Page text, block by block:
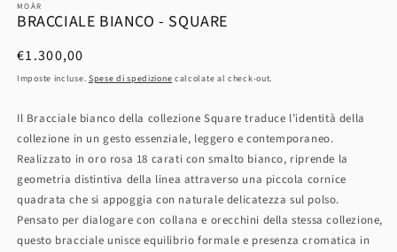
MOÀR
BRACCIALE BIANCO - SQUARE
Prezzo
di
€1.300,00
Imposte incluse. Spese di spedizione calcolate al check-out.
Il Bracciale bianco della collezione Square traduce l’identità della
collezione in un gesto essenziale, leggero e contemporaneo.
Realizzato in oro rosa 18 carati con smalto bianco, riprende la
geometria distintiva della linea attraverso una piccola cornice
quadrata che si appoggia con naturale delicatezza sul polso.
Pensato per dialogare con collana e orecchini della stessa collezione,
questo bracciale unisce equilibrio formale e presenza cromatica in